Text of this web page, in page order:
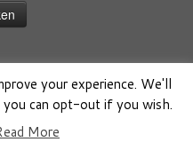
Aangeboden door
thema
your experience. We'll
can opt-out if you wish.
More